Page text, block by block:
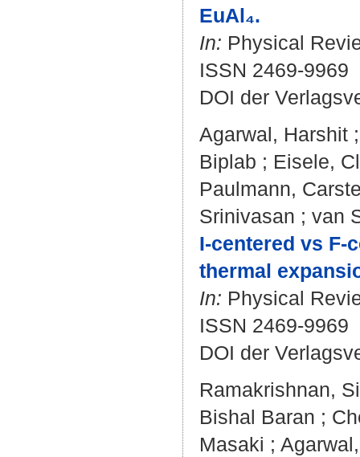
EuAl₄.
In: Physical
ISSN 2469-9969
DOI der
Agarwal, Harshit
Biplab ; Eisele,
Paulmann,
Srinivasan ; van
I-centered vs F-
thermal
In: Physical
ISSN 2469-9969
DOI der
Ramakrishnan,
Bishal Baran ;
Masaki ;